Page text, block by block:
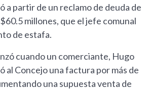
a partir de un reclamo de deuda de
millones, que el jefe comunal
de estafa.
cuando un comerciante, Hugo
al Concejo una factura por más de
una supuesta venta de